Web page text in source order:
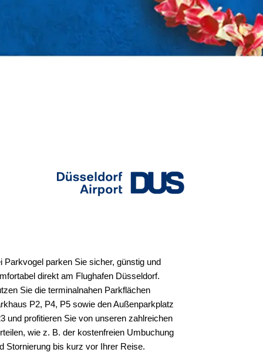
Parkvogel parken Sie sicher, günstig und
direkt am Flughafen Düsseldorf.
Sie die terminalnahen Parkflächen
P2, P4, P5 sowie den Außenparkplatz
und profitieren Sie von unseren zahlreichen
wie z. B. der kostenfreien Umbuchung
Stornierung bis kurz vor Ihrer Reise.